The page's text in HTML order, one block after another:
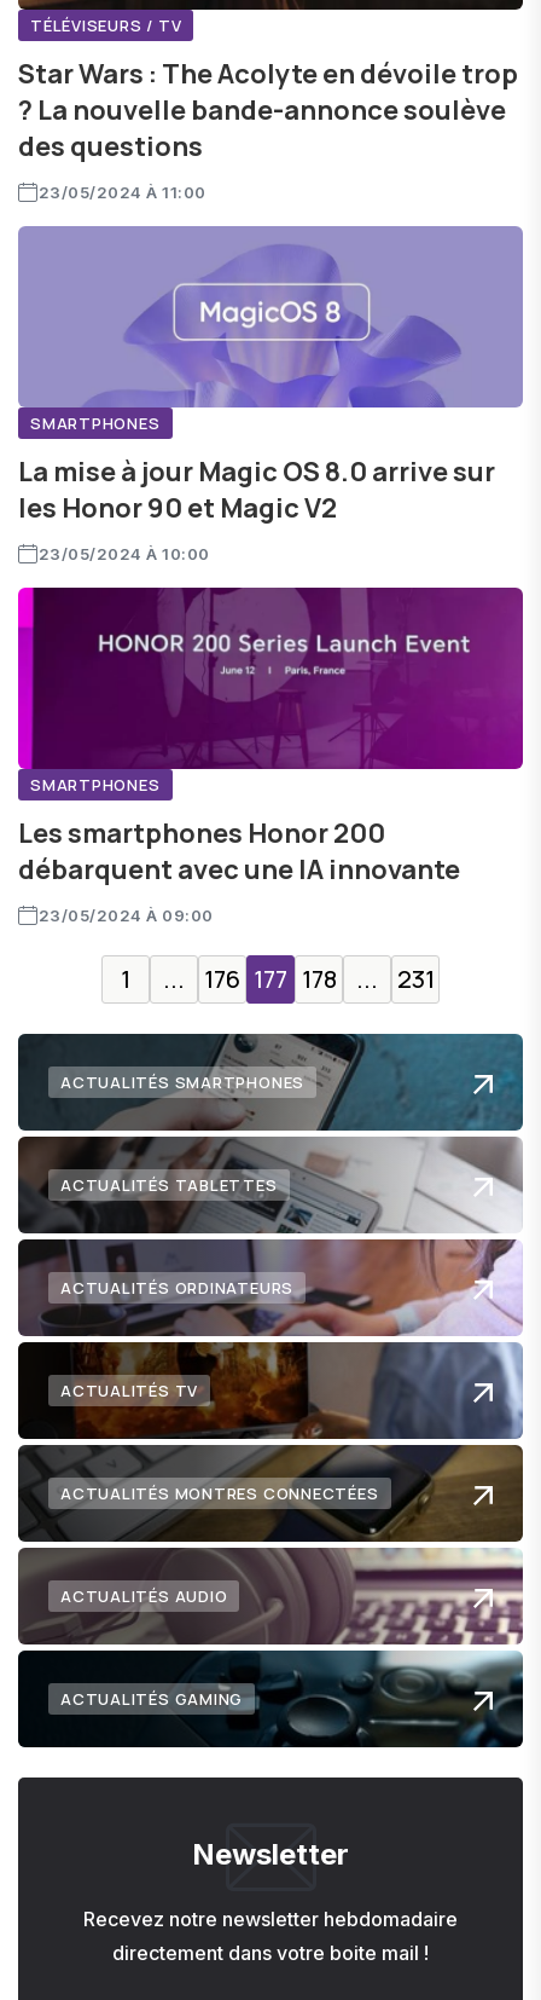
TÉLÉVISEURS / TV
Star Wars : The Acolyte en dévoile trop
? La nouvelle bande-annonce soulève
des questions
23/05/2024 À 11:00
SMARTPHONES
La mise à jour Magic OS 8.0 arrive sur
les Honor 90 et Magic V2
23/05/2024 À 10:00
SMARTPHONES
Les smartphones Honor 200
débarquent avec une IA innovante
23/05/2024 À 09:00
1 ... 176 177 178 ... 231
ACTUALITÉS SMARTPHONES
ACTUALITÉS TABLETTES
ACTUALITÉS ORDINATEURS
ACTUALITÉS TV
ACTUALITÉS MONTRES CONNECTÉES
ACTUALITÉS AUDIO
ACTUALITÉS GAMING
Newsletter
Recevez notre newsletter hebdomadaire
directement dans votre boite mail !